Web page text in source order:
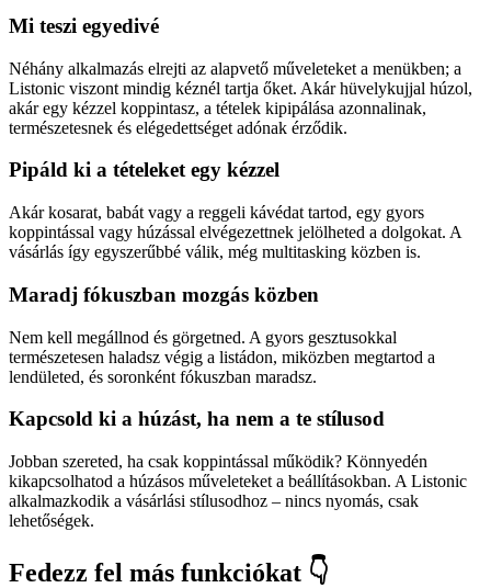
Mi teszi egyedivé
Néhány alkalmazás elrejti az alapvető műveleteket a menükben; a
Listonic viszont mindig kéznél tartja őket. Akár hüvelykujjal húzol,
akár egy kézzel koppintasz, a tételek kipipálása azonnalinak,
természetesnek és elégedettséget adónak érződik.
Pipáld ki a tételeket egy kézzel
Akár kosarat, babát vagy a reggeli kávédat tartod, egy gyors
koppintással vagy húzással elvégezettnek jelölheted a dolgokat. A
vásárlás így egyszerűbbé válik, még multitasking közben is.
Maradj fókuszban mozgás közben
Nem kell megállnod és görgetned. A gyors gesztusokkal
természetesen haladsz végig a listádon, miközben megtartod a
lendületed, és soronként fókuszban maradsz.
Kapcsold ki a húzást, ha nem a te stílusod
Jobban szereted, ha csak koppintással működik? Könnyedén
kikapcsolhatod a húzásos műveleteket a beállításokban. A Listonic
alkalmazkodik a vásárlási stílusodhoz – nincs nyomás, csak
lehetőségek.
Fedezz fel más funkciókat 👇